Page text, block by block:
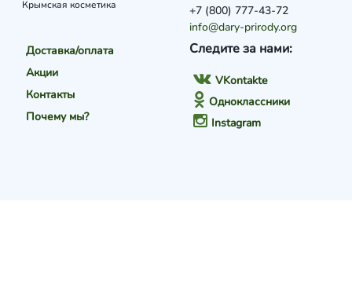
Крымская косметика
Доставка/оплата
Акции
Контакты
Почему мы?
Следите за нами:
VKontakte
Одноклассники
Instagram
+7 (800) 777-43-72
info@dary-prirody.org